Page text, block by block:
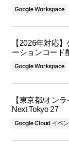
Google Workspace
【2026年対応
ーションコード
Google Workspace
【東京都/オン
Next Tokyo 27
Google Cloud イベン